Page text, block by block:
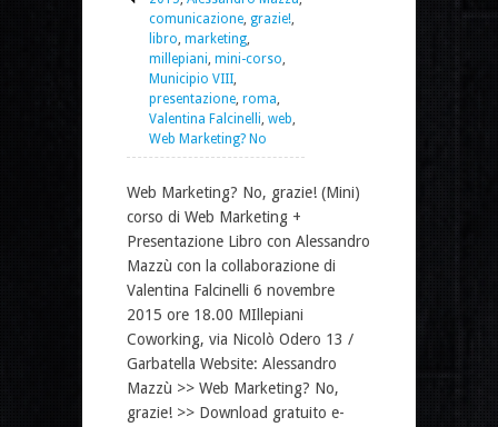
comunicazione, grazie!,
libro, marketing,
millepiani, mini-corso,
Municipio VIII,
presentazione, roma,
Valentina Falcinelli, web,
Web Marketing? No
Web Marketing? No, grazie! (Mini)
corso di Web Marketing +
Presentazione Libro con Alessandro
Mazzù con la collaborazione di
Valentina Falcinelli 6 novembre
2015 ore 18.00 MIllepiani
Coworking, via Nicolò Odero 13 /
Garbatella Website: Alessandro
Mazzù >> Web Marketing? No,
grazie! >> Download gratuito e-